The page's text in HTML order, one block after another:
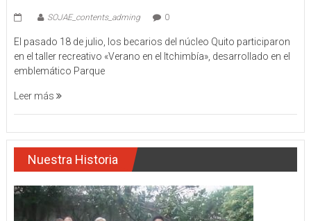
SOJAE_contents_adming 0
El pasado 18 de julio, los becarios del núcleo Quito participaron
en el taller recreativo «Verano en el Itchimbía», desarrollado en el
emblemático Parque
Leer más
Nuestra Historia